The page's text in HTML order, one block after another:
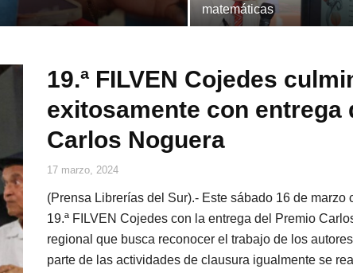
matemáticas
19.ª FILVEN Cojedes
exitosamente con entrega
Carlos Noguera
17 marzo, 2024
(Prensa Librerías del Sur).- Este sábado 16 de marzo
19.ª FILVEN Cojedes con la entrega del Premio
regional que busca reconocer el trabajo de los
parte de las actividades de clausura igualmente se